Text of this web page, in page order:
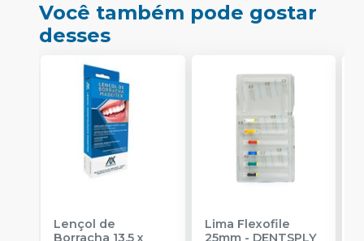
Você também pode gostar
desses
Lençol de
Borracha 13,5 x
Lima Flexofile
25mm- DENTSPLY